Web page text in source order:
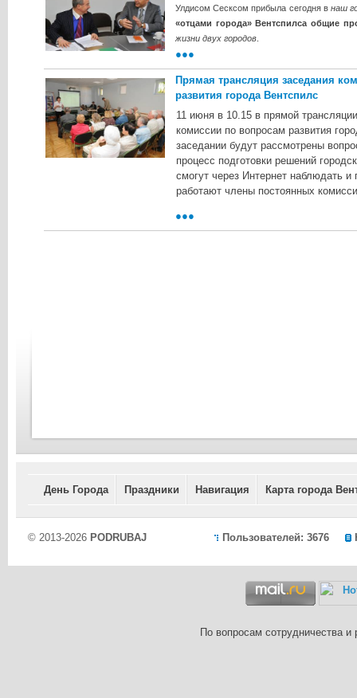
Улдисом Сесксом прибыла сегодня в наш
«отцами города» Вентспилса общие
жизни двух городов
●●●
Прямая трансляция заседания
развития города Вентспилс
11 июня в 10.15 в прямой
комиссии по вопросам развития
заседании будут рассмотрены
процесс подготовки решений
смогут через Интернет наблюдать и
работают члены постоянных
●●●
День Города Праздники Навигация Карта города
Пользователей: 3676
© 2013-2026 PODRUBAJ
По вопросам сотрудничества